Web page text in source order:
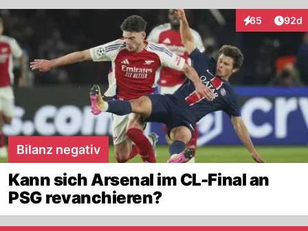
65
Interaktionen
92d
Bilanz negativ
Kann sich Arsenal im CL-Final an
PSG revanchieren?